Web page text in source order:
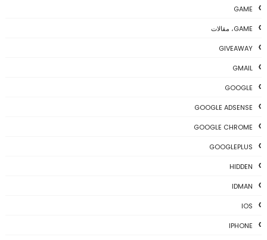
GAME
GAME، مقالات
GIVEAWAY
GMAIL
GOOGLE
GOOGLE ADSENSE
GOOGLE CHROME
GOOGLEPLUS
HIDDEN
IDMAN
IOS
IPHONE